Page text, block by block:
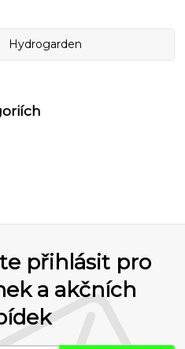
Hydrogarden
přihlásit pro
a akčních